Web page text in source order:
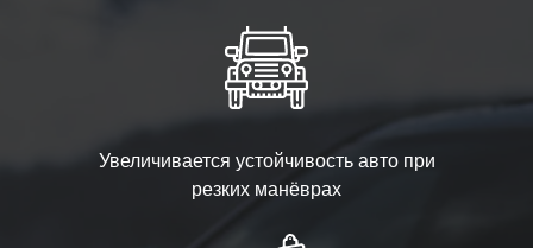
Увеличивается устойчивость авто при
резких манёврах